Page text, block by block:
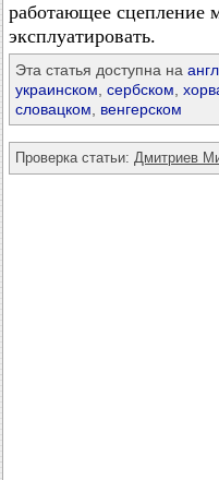
работающее сцепление
эксплуатировать.
Эта статья доступна на
украинском сербском
словацком
венгерском
Проверка статьи: Дмитриев